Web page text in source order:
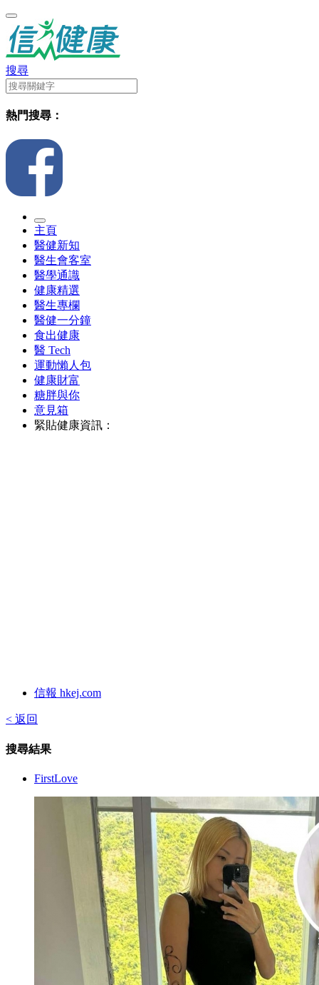
搜尋
熱門搜尋：
主頁
醫健新知
醫生會客室
醫學通識
健康精選
醫生專欄
醫健一分鐘
食出健康
醫 Tech
運動懶人包
健康財富
糖胖與你
意見箱
緊貼健康資訊：
信報 hkej.com
< 返回
搜尋結果
FirstLove